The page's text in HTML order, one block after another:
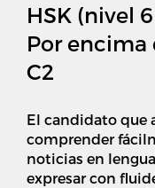
HSK (nivel
Por
C2
El candidato que
comprender
noticias en
expresar con